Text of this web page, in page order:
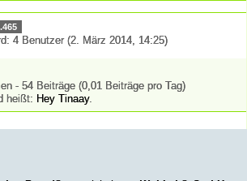
4 Benutzer (2. März 2014, 14:25)
- 54 Beiträge (0,01 Beiträge pro Tag)
heißt: Hey Tinaay.